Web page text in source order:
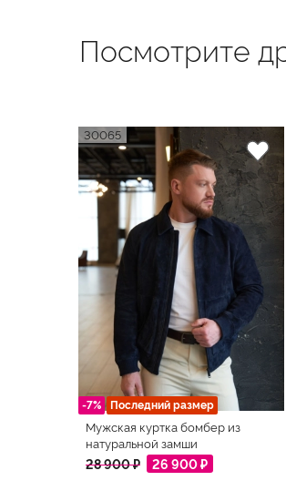
Посмотрите
-7% Последний размер
30065
Мужская куртка бомбер из
натуральной замши
28 900 ₽ 26 900 ₽